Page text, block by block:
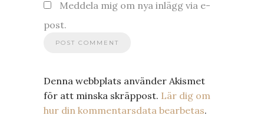
Meddela mig om nya inlägg via e-
post.
Denna webbplats använder Akismet
för att minska skräppost. Lär dig om
hur din kommentarsdata bearbetas.